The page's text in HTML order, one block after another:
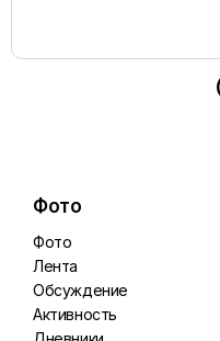
Фото
Фото
Лента
Обсуждение
Активность